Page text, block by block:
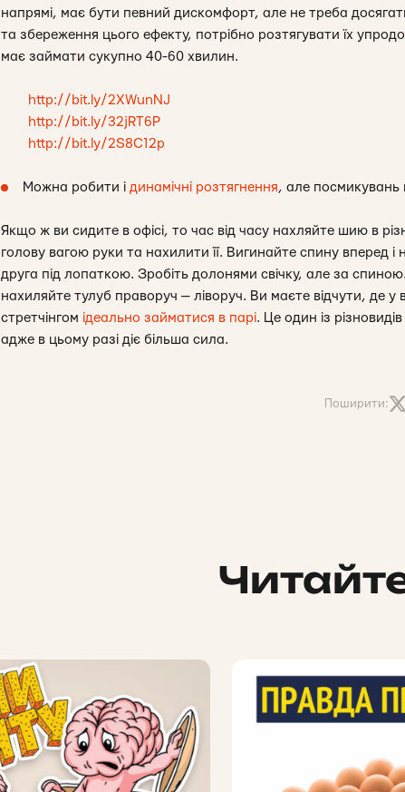
напрямі, має бути певний дискомфорт, але не треба
та збереження цього ефекту, потрібно розтягувати їх
має займати сукупно 40-60 хвилин.
http://bit.ly/2XWunNJ
http://bit.ly/32jRT6P
http://bit.ly/2S8C12p
Можна робити і динамічні розтягнення, але посмикувань
Якщо ж ви сидите в офісі, то час від часу нахляйте шию в
голову вагою руки та нахилити її. Вигинайте спину вперед
друга під лопаткою. Зробіть долонями свічку, але за спиною.
нахиляйте тулуб праворуч — ліворуч. Ви маєте відчути, де
стретчінгом ідеально займатися в парі. Це один із різновидів
адже в цьому разі діє більша сила.
Поширити: